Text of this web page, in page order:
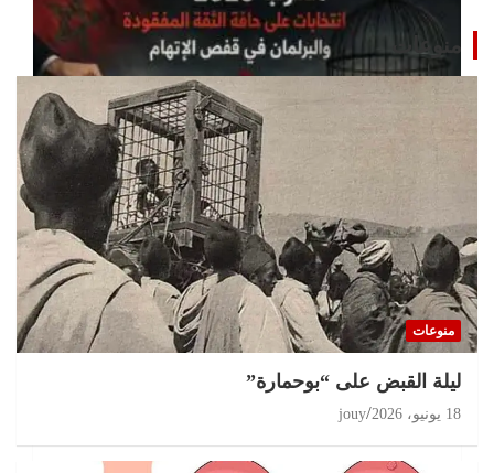
تحقيقات
مغرب 2026 انتخابات على حافة الثقة المفقودة و
البرلمان في قفص الإتهام
jouy
منوعات
منوعات
ليلة القبض على “بوحمارة”
18 يونيو، 2026 jouy